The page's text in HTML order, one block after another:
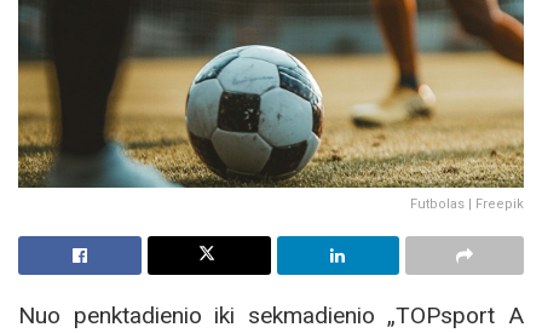
Futbolas | Freepik
Nuo penktadienio iki sekmadienio „TOPsport A